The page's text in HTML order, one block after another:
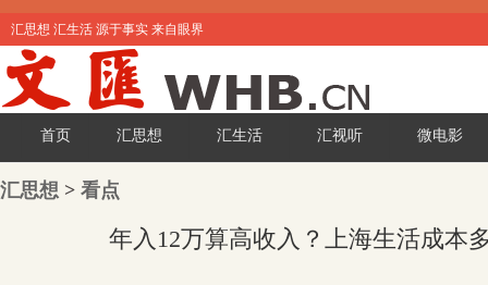
汇思想 汇生活 源于事实 来自眼界
首页 汇思想 汇生活 汇视听 微电影
汇思想 > 看点
年入12万算高收入？上海生活成本